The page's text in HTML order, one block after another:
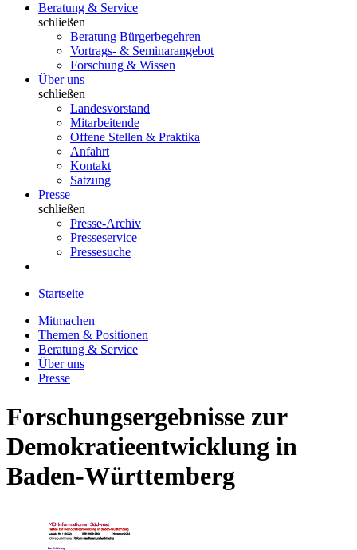
Beratung & Service
schließen
Beratung Bürgerbegehren
Vortrags- & Seminarangebot
Forschung & Wissen
Über uns
schließen
Landesvorstand
Mitarbeitende
Offene Stellen & Praktika
Anfahrt
Kontakt
Satzung
Presse
schließen
Presse-Archiv
Presseservice
Pressesuche
Startseite
Mitmachen
Themen & Positionen
Beratung & Service
Über uns
Presse
Forschungsergebnisse zur
Demokratieentwicklung in
Baden-Württemberg